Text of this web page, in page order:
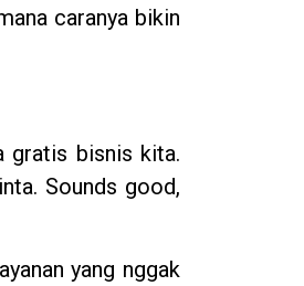
caranya bikin
gratis bisnis kita.
Sounds good,
yang nggak